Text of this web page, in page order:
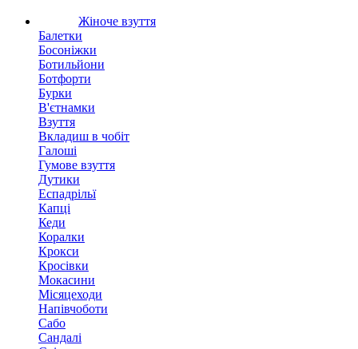
Жіноче взуття
Балетки
Босоніжки
Ботильйони
Ботфорти
Бурки
В'єтнамки
Взуття
Вкладиш в чобіт
Галоші
Гумове взуття
Дутики
Еспадрільї
Капці
Кеди
Коралки
Крокси
Кросівки
Мокасини
Місяцеходи
Напівчоботи
Сабо
Сандалі